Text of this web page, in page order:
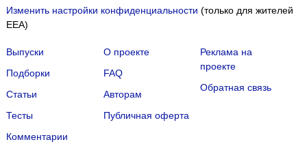
Изменить настройки конфиденциальности (только для жителей
EEA)
Выпуски
Подборки
Статьи
Тесты
Комментарии
О проекте
FAQ
Авторам
Публичная оферта
Реклама на
проекте
Обратная связь